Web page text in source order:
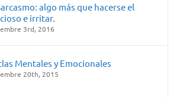
algo más que hacerse el
e irritar.
3rd, 2016
Mentales y Emocionales
20th, 2015